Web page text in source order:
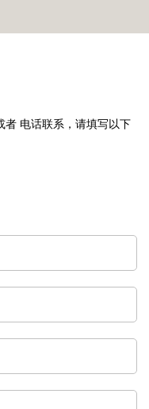
者 电话联系，请填写以下